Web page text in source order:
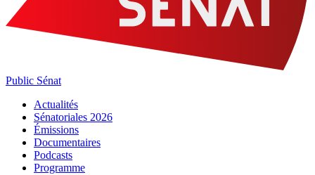
Public Sénat
Actualités
Sénatoriales 2026
Émissions
Documentaires
Podcasts
Programme